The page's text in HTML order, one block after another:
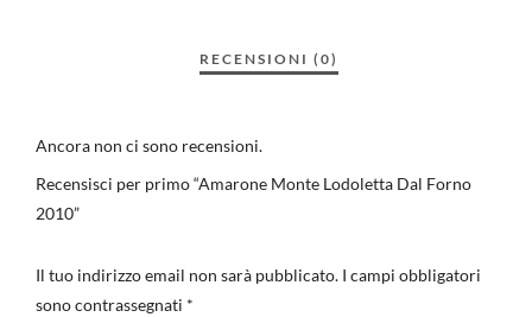
Ancora non ci sono recensioni.
Recensisci per primo “Amarone Monte Lodoletta Dal Forno
2010”
Il tuo indirizzo email non sarà pubblicato. I campi obbligatori
sono contrassegnati *